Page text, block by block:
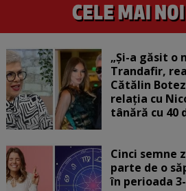
„Și-a găsit o
Trandafir,
Cătălin
relația cu
tânără cu 40
Cinci semne
parte de o
în perioada